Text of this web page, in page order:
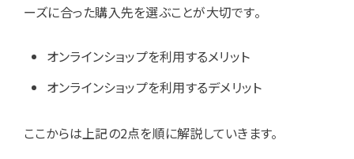
ーズに合った購入先を選ぶことが大切です。
オンラインショップを利用するメリット
オンラインショップを利用するデメリット
ここからは上記の2点を順に解説していきます。